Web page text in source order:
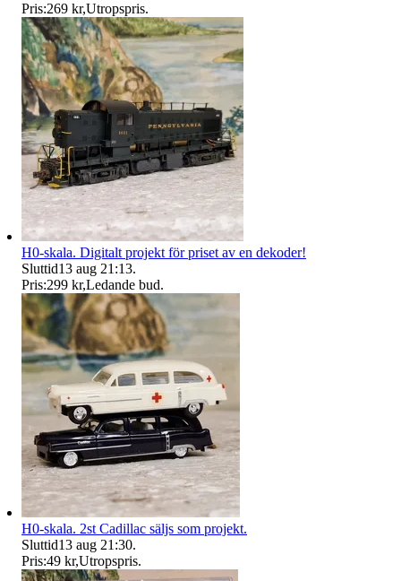
Pris:269 kr,Utropspris.
H0-skala. Digitalt projekt för priset av en dekoder!
Sluttid13 aug 21:13.
Pris:299 kr,Ledande bud.
H0-skala. 2st Cadillac säljs som projekt.
Sluttid13 aug 21:30.
Pris:49 kr,Utropspris.